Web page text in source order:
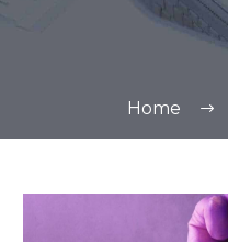
Home